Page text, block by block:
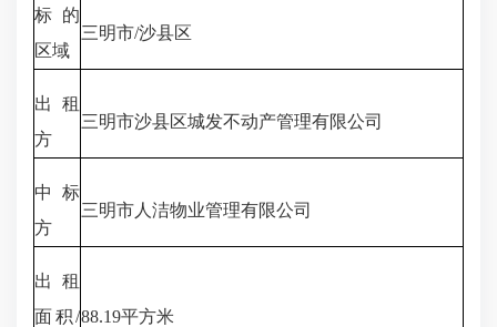
标的
区域
三明市/沙县区
出租
方
三明市沙县区城发不动产管理有限公司
中标
方
三明市人洁物业管理有限公司
出租
面积/88.19平方米